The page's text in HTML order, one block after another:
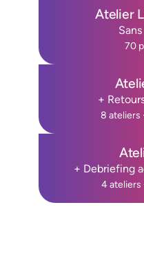
Atelier
70
+
8 ateliers
+ Debriefing
4 ateliers